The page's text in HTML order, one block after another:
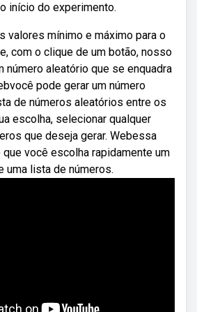
início do experimento.
valores mínimo e máximo para o
com o clique de um botão, nosso
número aleatório que se enquadra
pode gerar um número
de números aleatórios entre os
escolha, selecionar qualquer
que deseja gerar. Webessa
você escolha rapidamente um
uma lista de números.